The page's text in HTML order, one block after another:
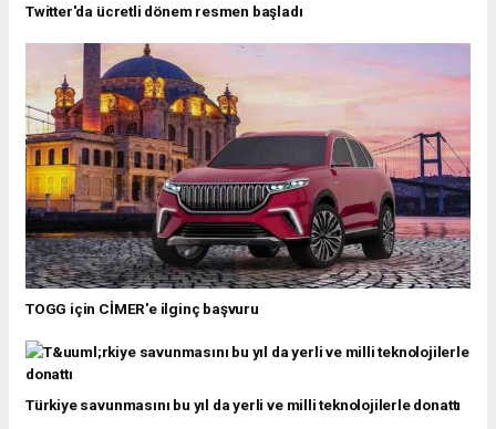
Twitter'da ücretli dönem resmen başladı
TOGG için CİMER'e ilginç başvuru
Türkiye savunmasını bu yıl da yerli ve milli teknolojilerle donattı